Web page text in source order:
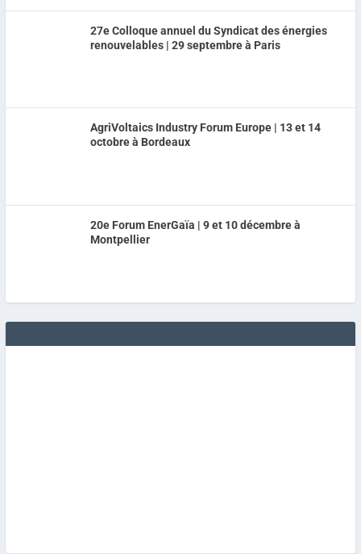
27e Colloque annuel du Syndicat des énergies
renouvelables | 29 septembre à Paris
AgriVoltaics Industry Forum Europe | 13 et 14
octobre à Bordeaux
20e Forum EnerGaïa | 9 et 10 décembre à
Montpellier